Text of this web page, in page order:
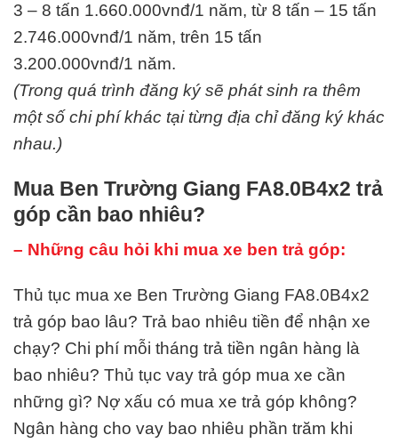
3 – 8 tấn 1.660.000vnđ/1 năm, từ 8 tấn – 15 tấn
2.746.000vnđ/1 năm, trên 15 tấn
3.200.000vnđ/1 năm.
(Trong quá trình đăng ký sẽ phát sinh ra thêm
một số chi phí khác tại từng địa chỉ đăng ký khác
nhau.)
Mua Ben Trường Giang FA8.0B4x2 trả
góp cần bao nhiêu?
– Những câu hỏi khi mua xe ben trả góp:
Thủ tục mua xe Ben Trường Giang FA8.0B4x2
trả góp bao lâu? Trả bao nhiêu tiền để nhận xe
chạy? Chi phí mỗi tháng trả tiền ngân hàng là
bao nhiêu? Thủ tục vay trả góp mua xe cần
những gì? Nợ xấu có mua xe trả góp không?
Ngân hàng cho vay bao nhiêu phần trăm khi